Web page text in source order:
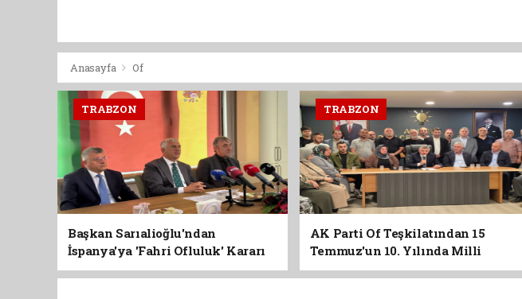
Anasayfa Of
TRABZON
Başkan Sarıalioğlu'ndan
İspanya'ya 'Fahri Ofluluk' Kararı
TRABZON
AK Parti Of Teşkilatından 15
Temmuz'un 10. Yılında Milli
Birlik Vurgusu